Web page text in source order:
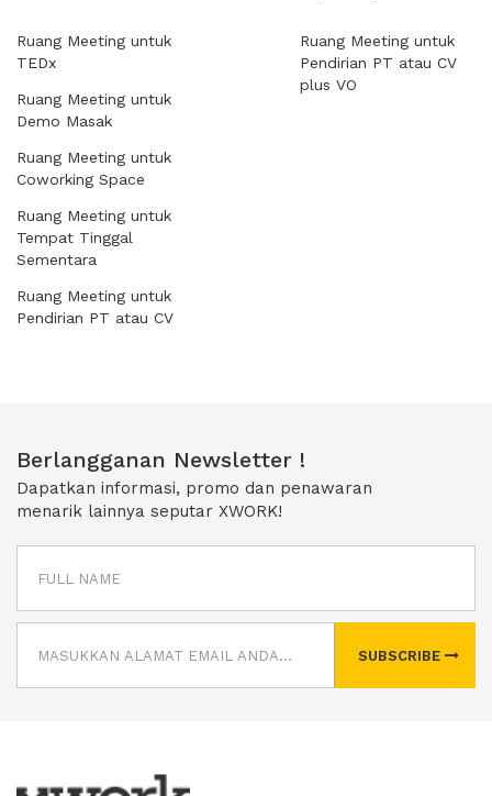
Ruang Meeting untuk
TEDx
Ruang Meeting untuk
Demo Masak
Ruang Meeting untuk
Coworking Space
Ruang Meeting untuk
Tempat Tinggal
Sementara
Ruang Meeting untuk
Pendirian PT atau CV
Ruang Meeting untuk
Pendirian PT atau CV
plus VO
Berlangganan Newsletter !
Dapatkan informasi, promo dan penawaran
menarik lainnya seputar XWORK!
SUBSCRIBE